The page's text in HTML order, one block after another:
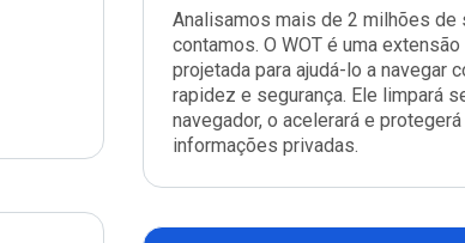
Analisamos mais de 2 milhões de
contamos. O WOT é uma
projetada para ajudá-lo a navegar
rapidez e segurança. Ele limpará
navegador, o acelerará e
informações privadas.